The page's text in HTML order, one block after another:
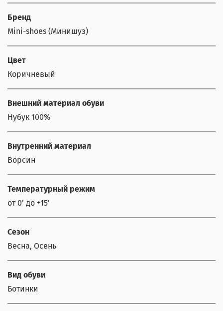
Бренд
Mini-shoes (Минишуз)
Цвет
Коричневый
Внешний материал обуви
Нубук 100%
Внутренний материал
Ворсин
Температурный режим
от 0' до +15'
Сезон
Весна, Осень
Вид обуви
Ботинки